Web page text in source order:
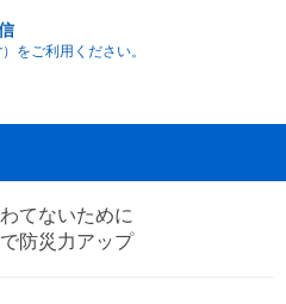
をご利用ください。
てないために
防災力アップ